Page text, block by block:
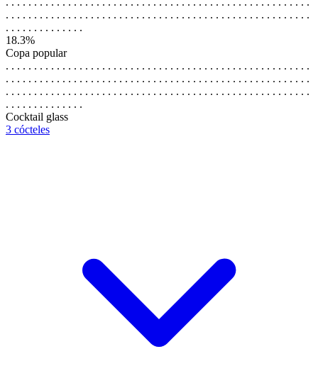
. . . . . . . . . . . . . . . . . . . . . . . . . . . . . . . . . . . . . . . . . . . . . . . . . . . . . .
. . . . . . . . . . . . . .
18.3%
Copa popular
. . . . . . . . . . . . . . . . . . . . . . . . . . . . . . . . . . . . . . . . . . . . . . . . . . . . . .
. . . . . . . . . . . . . . . . . . . . . . . . . . . . . . . . . . . . . . . . . . . . . . . . . . . . . .
. . . . . . . . . . . . . . . . . . . . . . . . . . . . . . . . . . . . . . . . . . . . . . . . . . . . . .
. . . . . . . . . . . . . .
Cocktail glass
3 cócteles